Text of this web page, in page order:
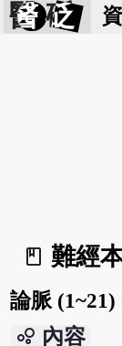
醫 砭
book_2
難經
論脈 (1~21)
bubble_chart 內容